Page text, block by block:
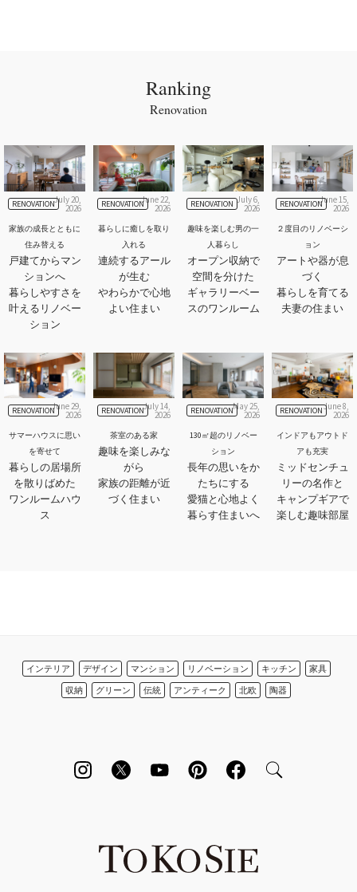
Ranking
Renovation
RENOVATIONJuly 20,
2026
家族の成長とともに
住み替える
戸建てからマン
ションへ
暮らしやすさを
叶えるリノベー
ション
RENOVATIONJune 22,
2026
暮らしに癒しを取り
入れる
連続するアール
が生む
やわらかで心地
よい住まい
RENOVATION July 6,
2026
趣味を楽しむ男の一
人暮らし
オープン収納で
空間を分けた
ギャラリーベー
スのワンルーム
RENOVATIONJune 15,
2026
２度目のリノベーシ
ョン
アートや器が息
づく
暮らしを育てる
夫妻の住まい
RENOVATIONJune 29,
2026
サマーハウスに思い
を寄せて
暮らしの居場所
を散りばめた
ワンルームハウ
ス
RENOVATIONJuly 14,
2026
茶室のある家
趣味を楽しみな
がら
家族の距離が近
づく住まい
RENOVATIONMay 25,
2026
130㎡超のリノベー
ション
長年の思いをか
たちにする
愛猫と心地よく
暮らす住まいへ
RENOVATIONJune 8,
2026
インドアもアウトド
アも充実
ミッドセンチュ
リーの名作と
キャンプギアで
楽しむ趣味部屋
インテリア デザイン マンション リノベーション キッチン
家具
収納
グリーン 伝統 アンティーク 北欧 陶器